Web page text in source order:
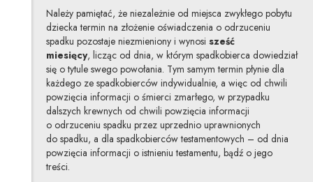
Należy pamiętać, że niezależnie od miejsca zwykłego pobytu
dziecka termin na złożenie oświadczenia o odrzuceniu
spadku pozostaje niezmieniony i wynosi sześć
miesięcy, licząc od dnia, w którym spadkobierca dowiedział
się o tytule swego powołania. Tym samym termin płynie dla
każdego ze spadkobierców indywidualnie, a więc od chwili
powzięcia informacji o śmierci zmarłego, w przypadku
dalszych krewnych od chwili powzięcia informacji
o odrzuceniu spadku przez uprzednio uprawnionych
do spadku, a dla spadkobierców testamentowych – od dnia
powzięcia informacji o istnieniu testamentu, bądź o jego
treści.